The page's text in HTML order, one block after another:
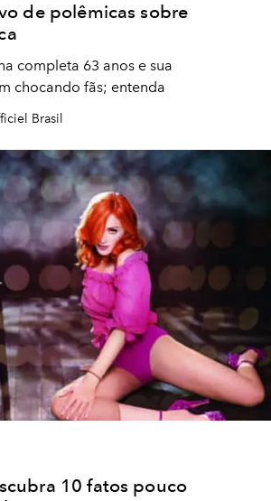
de polêmicas sobre
completa 63 anos e sua
chocando fãs; entenda
Brasil
10 fatos pouco